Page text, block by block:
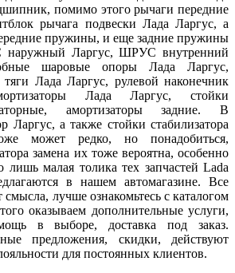
помимо этого рычаги передние
рычага подвески Лада Ларгус, а
пружины, и еще задние пружины
Ларгус, ШРУС внутренний
шаровые опоры Лада Ларгус,
Лада Ларгус, рулевой наконечник
Лада Ларгус, стойки
амортизаторы задние. В
Ларгус, а также стойки стабилизатора
может редко, но понадобиться,
замена их тоже вероятна, особенно
лишь малая толика тех запчастей Lada
в нашем автомагазине. Все
смысла, лучше ознакомьтесь с каталогом
оказываем дополнительные услуги,
в выборе, доставка под заказ.
предложения, скидки, действуют
для постоянных клиентов.